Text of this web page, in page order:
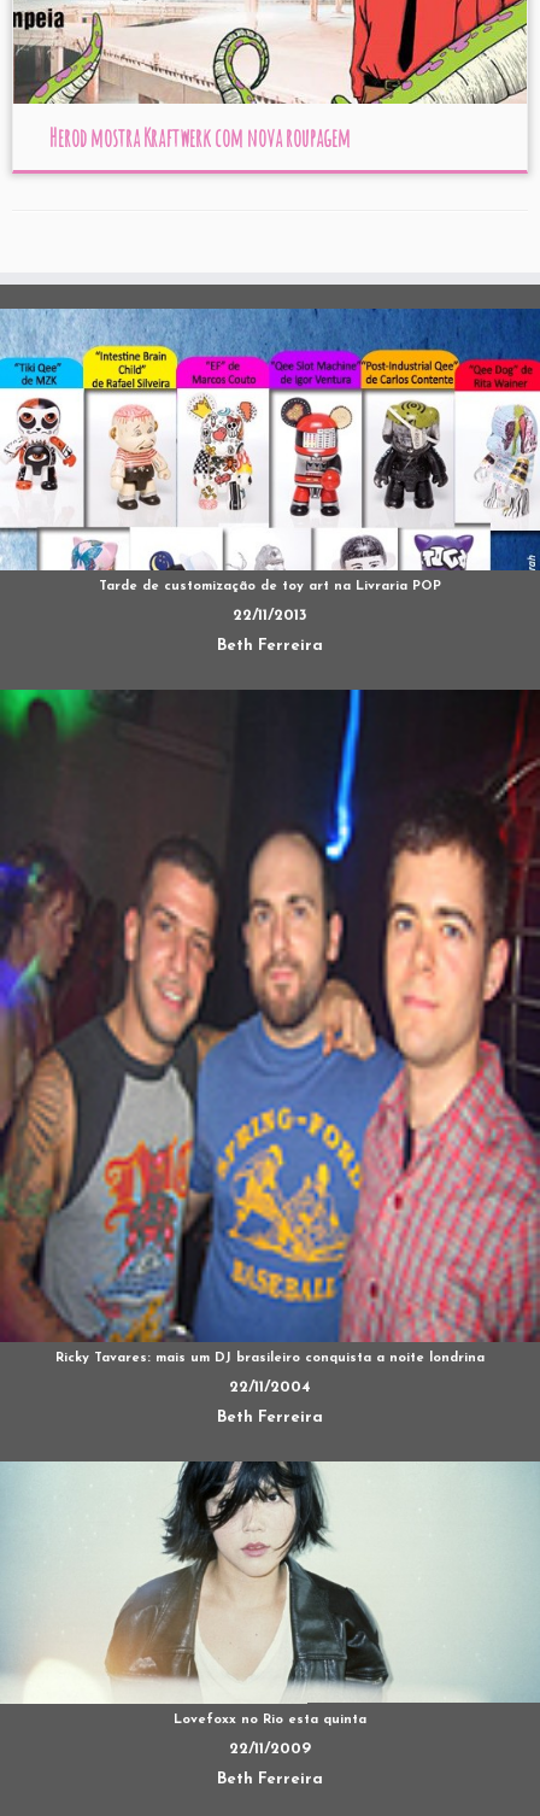
Herod mostra Kraftwerk com nova roupagem
Tarde de customização de toy art na Livraria POP
22/11/2013
Beth Ferreira
Ricky Tavares: mais um DJ brasileiro conquista a noite londrina
22/11/2004
Beth Ferreira
Lovefoxx no Rio esta quinta
22/11/2009
Beth Ferreira